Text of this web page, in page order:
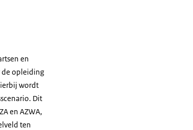
en
de opleiding
wordt
Dit
en AZWA,
ten